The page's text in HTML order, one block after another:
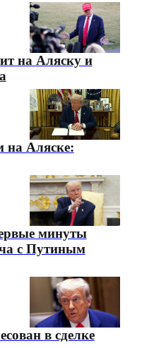
на Аляску и
на Аляске:
минуты
с Путиным
в сделке